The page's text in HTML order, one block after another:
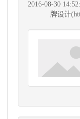
2016-08-30
牌设计